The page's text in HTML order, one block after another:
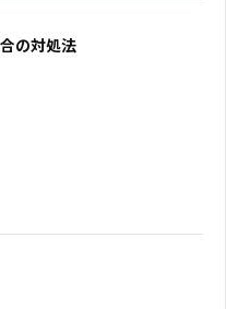
の対処法